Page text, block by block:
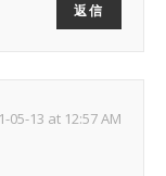
返信
05-13 at 12:57 AM